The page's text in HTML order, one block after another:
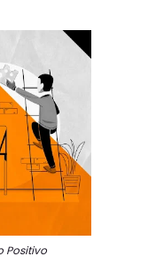
Positivo